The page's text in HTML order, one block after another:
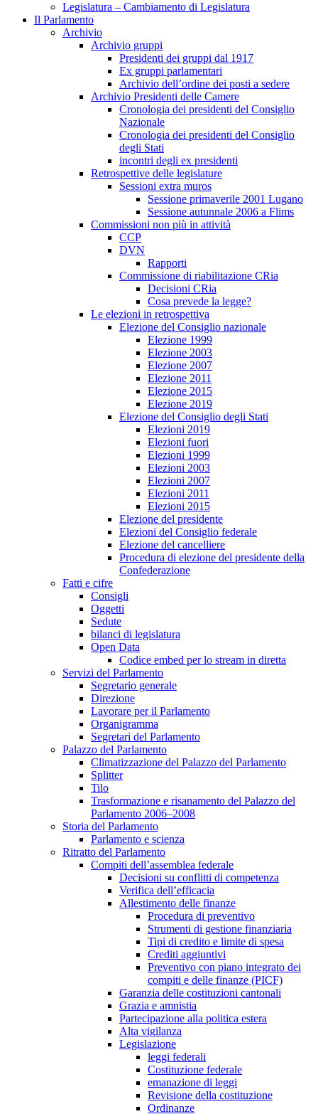
Legislatura – Cambiamento di Legislatura
Il Parlamento
Archivio
Archivio gruppi
Presidenti dei gruppi dal 1917
Ex gruppi parlamentari
Archivio dell’ordine dei posti a sedere
Archivio Presidenti delle Camere
Cronologia dei presidenti del Consiglio
Nazionale
Cronologia dei presidenti del Consiglio
degli Stati
incontri degli ex presidenti
Retrospettive delle legislature
Sessioni extra muros
Sessione primaverile 2001 Lugano
Sessione autunnale 2006 a Flims
Commissioni non più in attività
CCP
DVN
Rapporti
Commissione di riabilitazione CRia
Decisioni CRia
Cosa prevede la legge?
Le elezioni in retrospettiva
Elezione del Consiglio nazionale
Elezione 1999
Elezione 2003
Elezione 2007
Elezione 2011
Elezione 2015
Elezione 2019
Elezione del Consiglio degli Stati
Elezioni 2019
Elezioni fuori
Elezioni 1999
Elezioni 2003
Elezioni 2007
Elezioni 2011
Elezioni 2015
Elezione del presidente
Elezioni del Consiglio federale
Elezione del cancelliere
Procedura di elezione del presidente della
Confederazione
Fatti e cifre
Consigli
Oggetti
Sedute
bilanci di legislatura
Open Data
Codice embed per lo stream in diretta
Servizi del Parlamento
Segretario generale
Direzione
Lavorare per il Parlamento
Organigramma
Segretari del Parlamento
Palazzo del Parlamento
Climatizzazione del Palazzo del Parlamento
Splitter
Tilo
Trasformazione e risanamento del Palazzo del
Parlamento 2006–2008
Storia del Parlamento
Parlamento e scienza
Ritratto del Parlamento
Compiti dell’assemblea federale
Decisioni su conflitti di competenza
Verifica dell’efficacia
Allestimento delle finanze
Procedura di preventivo
Strumenti di gestione finanziaria
Tipi di credito e limite di spesa
Crediti aggiuntivi
Preventivo con piano integrato dei
compiti e delle finanze (PICF)
Garanzia delle costituzioni cantonali
Grazia e amnistia
Partecipazione alla politica estera
Alta vigilanza
Legislazione
leggi federali
Costituzione federale
emanazione di leggi
Revisione della costituzione
Ordinanze